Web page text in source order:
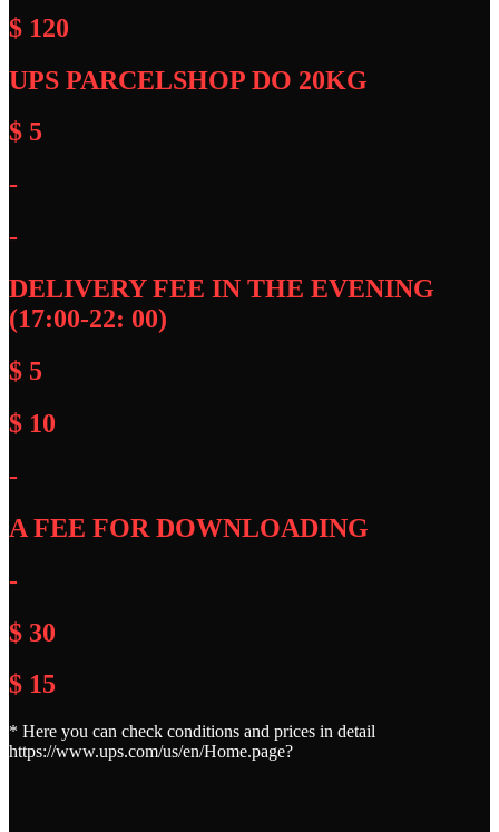
$ 120
UPS PARCELSHOP DO 20KG
$ 5
-
-
DELIVERY FEE IN THE EVENING
(17:00-22: 00)
$ 5
$ 10
-
A FEE FOR DOWNLOADING
-
$ 30
$ 15
* Here you can check conditions and prices in detail
https://www.ups.com/us/en/Home.page?